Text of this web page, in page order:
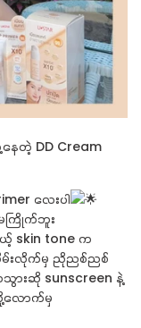
တဲ့ DD Cream
လေးပါ
ကြိုက်ဘူး
skin tone က
မ်းလိုက်မှ ညိုညစ်ညစ်
သွားဆို sunscreen နဲ့
လောက်မှ